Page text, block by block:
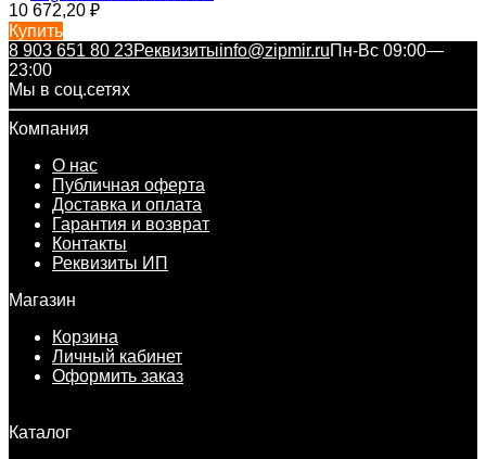
10 672,20 ₽
Купить
8 903 651 80 23Реквизитыinfo@zipmir.ruПн-Вс 09:00—
23:00
Мы в соц.сетях
Компания
О нас
Публичная оферта
Доставка и оплата
Гарантия и возврат
Контакты
Реквизиты ИП
Магазин
Корзина
Личный кабинет
Оформить заказ
Каталог